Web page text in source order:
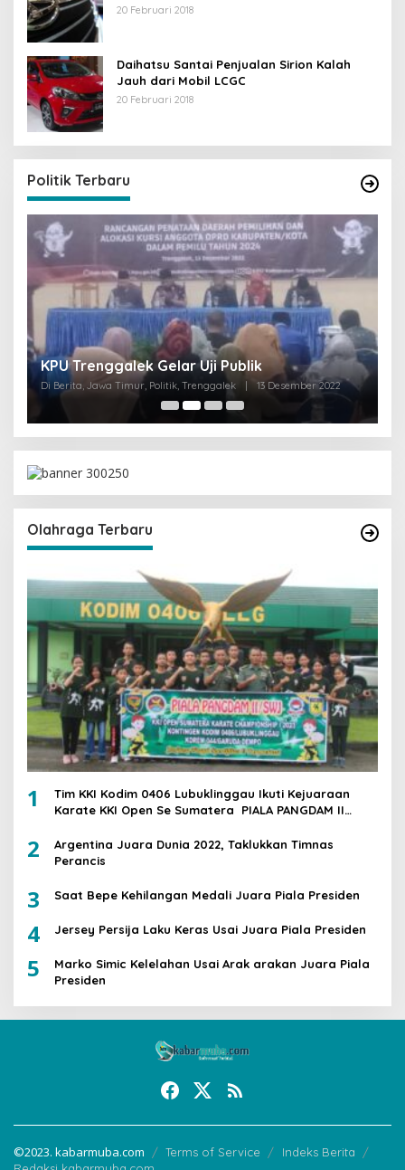
20 Februari 2018
Daihatsu Santai Penjualan Sirion Kalah
Jauh dari Mobil LCGC
20 Februari 2018
Politik Terbaru
KPU Trenggalek Gelar Uji Publik
Di Berita, Jawa Timur, Politik, Trenggalek | 13 Desember 2022
Olahraga Terbaru
1
Tim KKI Kodim 0406 Lubuklinggau Ikuti Kejuaraan
Karate KKI Open Se Sumatera PIALA PANGDAM II
2
Argentina Juara Dunia 2022, Taklukkan Timnas
Perancis
3 Saat Bepe Kehilangan Medali Juara Piala Presiden
4 Jersey Persija Laku Keras Usai Juara Piala Presiden
5
Marko Simic Kelelahan Usai Arak arakan Juara Piala
Presiden
©2023. kabarmuba.com Terms of Service
Indeks Berita